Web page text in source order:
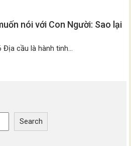
nói với Con Người: Sao lại
cầu là hành tinh...
Search